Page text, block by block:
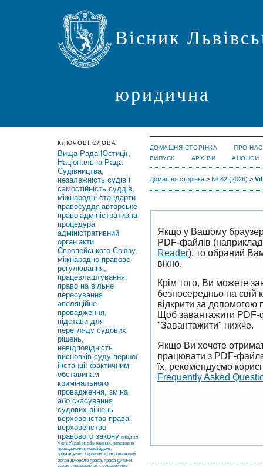
Вісник
юридична
КЛЮЧОВІ СЛОВА
Вища Рада Юстиції,
Національна Рада
Судівництва,
незалежність судів і
самостійність суддів,
міжнародні стандарти
правосуддя авторське
право адміністративна
процедура
адміністративний
орган акти
Європейського Союзу,
міжнародно-правове
регулювання,
працевлаштування,
право на вільне
пересування
апеляційне
провадження,
підстави для
перегляду судових
рішень,
невідповідність
висновків суду першої
інстанції фактичним
обставинам
кримінального
провадження, зміна
або скасування
судових рішень
верховенство права
верховенство
правового закону виїзд за
межі України, обмеження, непозовне
провадження, нерезидент,
громадянин, керівник, контролюючий
орган джерело права, права дитини,
захист, правовий акт, судовий пре-
ДОМАШНЯ СТОРІНКА
ПРО НАС
ВИПУСК
АРХІВИ АНОНСИ
Домашня сторінка> № 82 (2026) >
Якщо у Вашому
PDF-файлів
Reader), то обраний
вікно.
Крім того, Ви можете
безпосередньо на
відкрити за
Щоб завантажити PDF-
"Завантажити" нижче.
Якщо Ви хочете
працювати з PDF-
їх, рекомендуємо
Frequently Asked